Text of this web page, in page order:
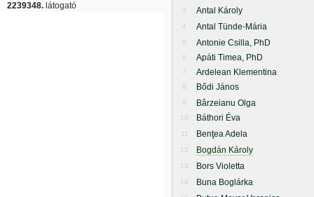
2239348. látogató 3 Antal Károly
4 Antal Tünde-Mária
5 Antonie Csilla, PhD
6 Apáti Timea, PhD
7 Ardelean Klementina
8 Bődi János
9 Bârzeianu Olga
10 Báthori Éva
11 Benţea Adela
12 Bogdán Károly
13 Bors Violetta
14 Buna Boglárka